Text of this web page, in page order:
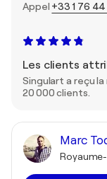
Appel +33 1 76
Les clients
Singulart a reçu
20 000 clients.
Marc